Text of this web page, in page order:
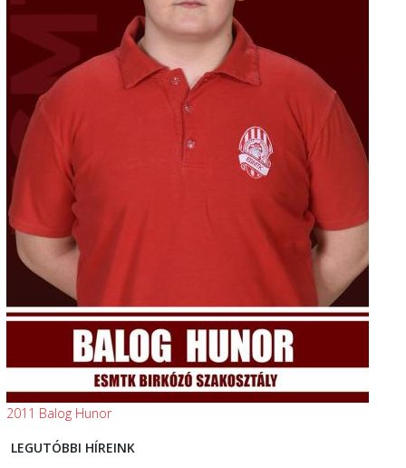
2011 Balog Hunor
LEGUTÓBBI HÍREINK